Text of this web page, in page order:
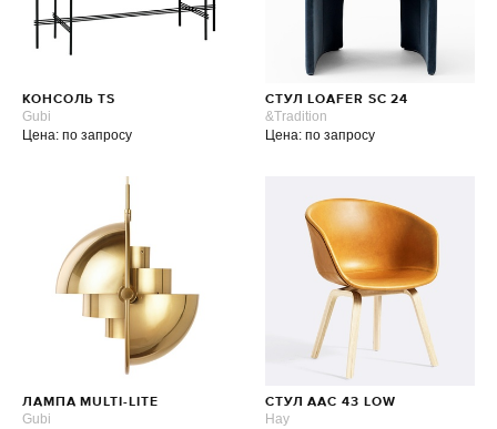
КОНСОЛЬ TS
Gubi
Цена: по запросу
СТУЛ LOAFER SC 24
&Tradition
Цена: по запросу
ЛАМПА MULTI-LITE
Gubi
СТУЛ AAC 43 LOW
Hay